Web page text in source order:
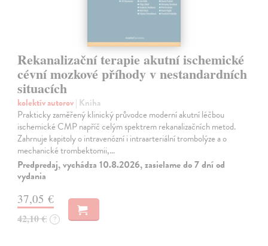
Rekanalizační terapie akutní ischemické
cévní mozkové příhody v nestandardních
situacích
kolektív autorov| Kniha
Prakticky zaměřený klinický průvodce moderní akutní léčbou
ischemické CMP napříč celým spektrem rekanalizačních metod.
Zahrnuje kapitoly o intravenózní i intraarteriální trombolýze a o
mechanické trombektomii,…
Predpredaj, vychádza 10.8.2026, zasielame do 7 dní od
vydania
37,05 €
42,10 € ?